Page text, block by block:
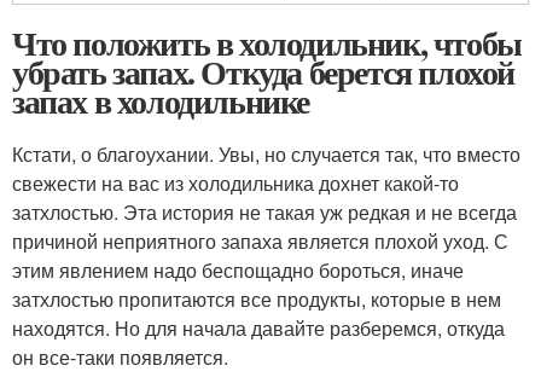
Что положить в холодильник, чтобы
убрать запах. Откуда берется плохой
запах в холодильнике
Кстати, о благоухании. Увы, но случается так, что вместо
свежести на вас из холодильника дохнет какой-то
затхлостью. Эта история не такая уж редкая и не всегда
причиной неприятного запаха является плохой уход. С
этим явлением надо беспощадно бороться, иначе
затхлостью пропитаются все продукты, которые в нем
находятся. Но для начала давайте разберемся, откуда
он все-таки появляется.